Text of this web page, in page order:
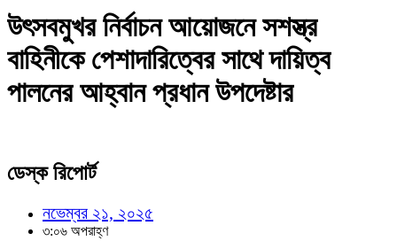
উৎসবমুখর নির্বাচন আয়োজনে সশস্ত্র
বাহিনীকে পেশাদারিত্বের সাথে দায়িত্ব
পালনের আহ্বান প্রধান উপদেষ্টার
ডেস্ক রিপোর্ট
নভেম্বর ২১, ২০২৫
৩:০৬ অপরাহ্ণ